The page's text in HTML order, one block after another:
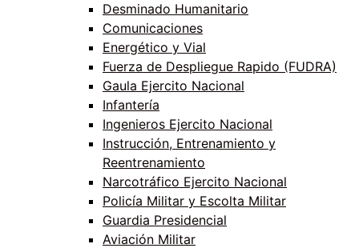
Desminado Humanitario
Comunicaciones
Energético y Vial
Fuerza de Despliegue Rapido (FUDRA)
Gaula Ejercito Nacional
Infantería
Ingenieros Ejercito Nacional
Instrucción, Entrenamiento y
Reentrenamiento
Narcotráfico Ejercito Nacional
Policía Militar y Escolta Militar
Guardia Presidencial
Aviación Militar